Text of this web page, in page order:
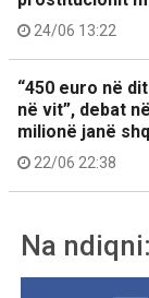
24/06 13:22
“450 euro në
në vit”, debat
milionë janë
22/06 22:38
Na ndiqni: